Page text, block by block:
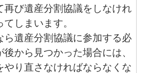
再び遺産分割協議をしなけれ
しまいます。
ら遺産分割協議に参加する必
から見つかった場合には、
やり直さなければならなくな